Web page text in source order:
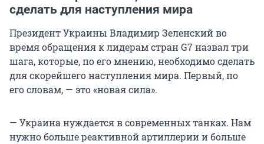
сделать для наступления мира
Президент Украины Владимир Зеленский во
время обращения к лидерам стран G7 назвал три
шага, которые, по его мнению, необходимо сделать
для скорейшего наступления мира. Первый, по
его словам, — это «новая сила».
— Украина нуждается в современных танках. Нам
нужно больше реактивной артиллерии и больше